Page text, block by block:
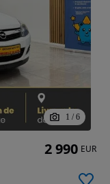
1 / 6
2 990 EUR